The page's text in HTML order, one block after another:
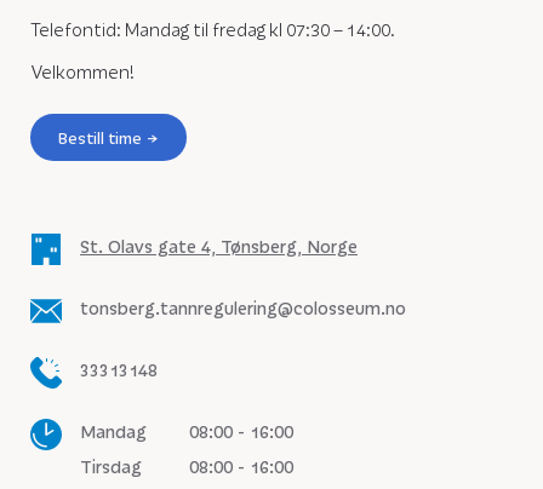
Telefontid: Mandag til fredag kl 07:30 – 14:00.
Velkommen!
Bestill time
St. Olavs gate 4, Tønsberg, Norge
tonsberg.tannregulering@colosseum.no
33313148
Mandag
08:00 - 16:00
Tirsdag
08:00 - 16:00